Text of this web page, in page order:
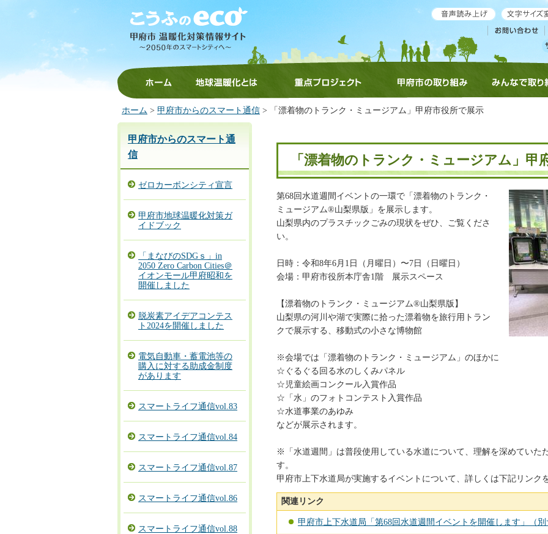
ホーム > 甲府市からのスマート通信 > 「漂着物のトランク・ミュージアム」甲府市役所で展示
甲府市からのスマート通
信
ゼロカーボンシティ宣言
甲府市地球温暖化対策ガ
イドブック
「まなびのSDGｓ」in
2050 Zero Carbon Cities＠
イオンモール甲府昭和を
開催しました
脱炭素アイデアコンテス
ト2024を開催しました
電気自動車・蓄電池等の
購入に対する助成金制度
があります
スマートライフ通信vol.83
スマートライフ通信vol.84
スマートライフ通信vol.87
スマートライフ通信vol.86
スマートライフ通信vol.88
「漂着物のトランク・ミュージアム」甲
第68回水道週間イベントの一環で「漂着物のトランク・
ミュージアム®山梨県版」を展示します。
山梨県内のプラスチックごみの現状をぜひ、ご覧くださ
い。
日時：令和8年6月1日（月曜日）〜7日（日曜日）
会場：甲府市役所本庁舎1階 展示スペース
【漂着物のトランク・ミュージアム®山梨県版】
山梨県の河川や湖で実際に拾った漂着物を旅行用トラン
クで展示する、移動式の小さな博物館
※会場では「漂着物のトランク・ミュージアム」のほかに
☆ぐるぐる回る水のしくみパネル
☆児童絵画コンクール入賞作品
☆「水」のフォトコンテスト入賞作品
☆水道事業のあゆみ
などが展示されます。
※「水道週間」は普段使用している水道について、理解を深めていた
す。
甲府市上下水道局が実施するイベントについて、詳しくは下記リンク
関連リンク
甲府市上下水道局「第68回水道週間イベントを開催します」（